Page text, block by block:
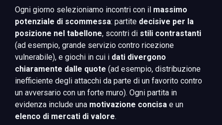
Ogni giorno selezioniamo incontri con il massimo
potenziale di scommessa: partite decisive per la
posizione nel tabellone, scontri di stili contrastanti
(ad esempio, grande servizio contro ricezione
vulnerabile), e giochi in cui i dati divergono
chiaramente dalle quote (ad esempio, distribuzione
inefficiente degli attacchi da parte di un favorito contro
un avversario con un forte muro). Ogni partita in
evidenza include una motivazione concisa e un
elenco di mercati di valore.